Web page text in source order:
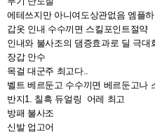
감전 그물 (쇼크 웹)
화염 작렬 1
번개 줄기 파수기 1 :
번개 파수기
: 레
에테쓰지만 아니여도상관없음 엠플
갑옷 인내 수수끼면 스킬포인트절약
인내와 불사조의 댐증효과로 딜 극대
장갑 안수
목걸 대군주 최고다..
벨트 베르둔고 수수끼면 베르둔고나
반지1. 칠흑 듀얼링 어레 최고
방패 불사조
신발 업고어